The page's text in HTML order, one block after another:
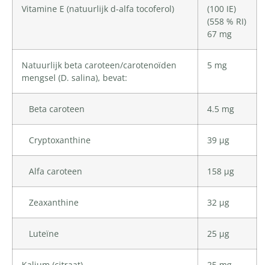
Vitamine E (natuurlijk d-alfa tocoferol)
(100 IE)
(558 % RI)
67 mg
Natuurlijk beta caroteen/carotenoïden
mengsel (D. salina), bevat:
5 mg
Beta caroteen 4.5 mg
Cryptoxanthine 39 µg
Alfa caroteen 158 µg
Zeaxanthine 32 µg
Luteïne 25 µg